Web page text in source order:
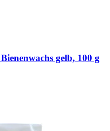
Bienenwachs gelb, 100 g